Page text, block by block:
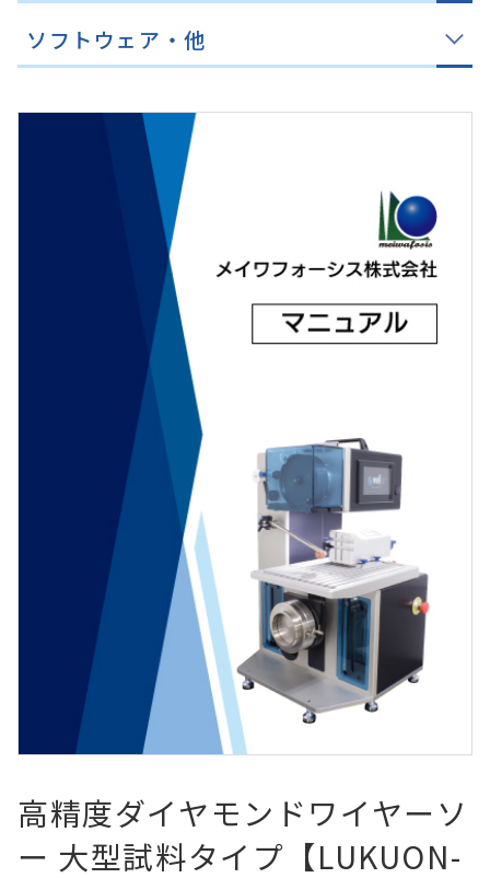
ソフトウェア・他
高精度ダイヤモンドワイヤーソ
ー 大型試料タイプ【LUKUON-